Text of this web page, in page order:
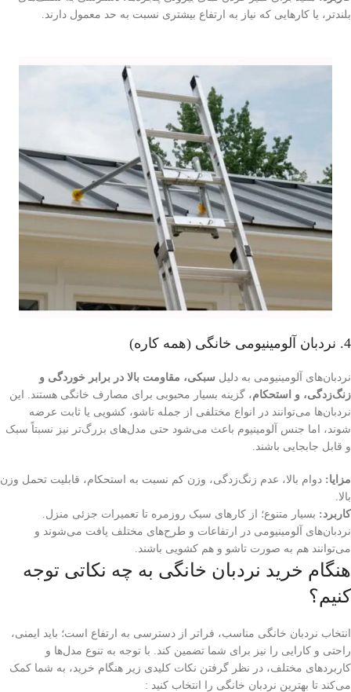
بلندتر، یا کارهایی که نیاز به ارتفاع بیشتری نسبت به حد معمول دارند.
4. نردبان آلومینیومی خانگی (همه کاره)
نردبان‌های آلومینیومی به دلیل سبکی، مقاومت بالا در برابر خوردگی و
زنگ‌زدگی، و استحکام، گزینه بسیار محبوبی برای مصارف خانگی هستند. این
نردبان‌ها می‌توانند در انواع مختلفی از جمله تاشو، کشویی یا ثابت عرضه
شوند، اما جنس آلومینیوم باعث می‌شود حتی مدل‌های بزرگ‌تر نیز نسبتاً سبک
و قابل جابجایی باشند.
مزایا: دوام بالا، عدم زنگ‌زدگی، وزن کم نسبت به استحکام، قابلیت تحمل وزن
بالا.
کاربرد: بسیار متنوع؛ از کارهای سبک روزمره تا تعمیرات جزئی منزل.
نردبان‌های آلومینیومی در ارتفاعات و طرح‌های مختلف یافت می‌شوند و
می‌توانند هم به صورت تاشو و هم کشویی باشند.
هنگام خرید نردبان خانگی به چه نکاتی توجه
کنیم؟
انتخاب نردبان خانگی مناسب، فراتر از دسترسی به ارتفاع است؛ باید ایمنی،
راحتی و کارایی را نیز برای شما تضمین کند. با توجه به تنوع مدل‌ها و
کاربردهای مختلف، در نظر گرفتن نکات کلیدی زیر هنگام خرید، به شما کمک
می‌کند تا بهترین نردبان خانگی را انتخاب کنید :